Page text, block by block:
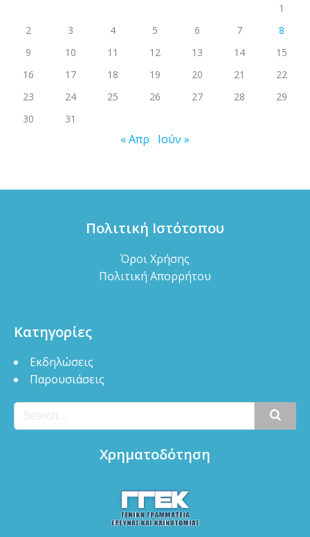
1
2
3 4 5 6 7
8
9
10 11 12 13 14
15
16
17 18 19 20 21
22
23
24 25 26 27 28
29
30
31
« Απρ Ιούν »
Κατηγορίες
Εκδηλώσεις
Παρουσιάσεις
Χρηματοδότηση
Πολιτική Ιστότοπου
Όροι Χρήσης
Πολιτική Απορρήτου